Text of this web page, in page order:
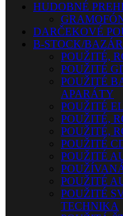
HUDOBNÉ
DARČEKOVÉ
B-STOCK/BAZÁR
POUŽITÉ,
POUŽITÉ
POUŽITÉ
APARÁTY
POUŽITÉ
POUŽITÉ,
POUŽITÉ,
POUŽITÉ
POUŽITÉ
POUŽITÉ
POUŽITÉ
TECHNIKA